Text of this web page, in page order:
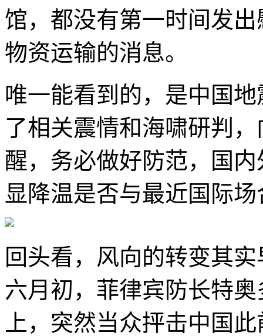
馆，都没有第一时间发
物资运输的消息。
唯一能看到的，是中国
了相关震情和海啸研判
醒，务必做好防范，国
显降温是否与最近国际
回头看，风向的转变其
六月初，菲律宾防长特
上，突然当众抨击中国